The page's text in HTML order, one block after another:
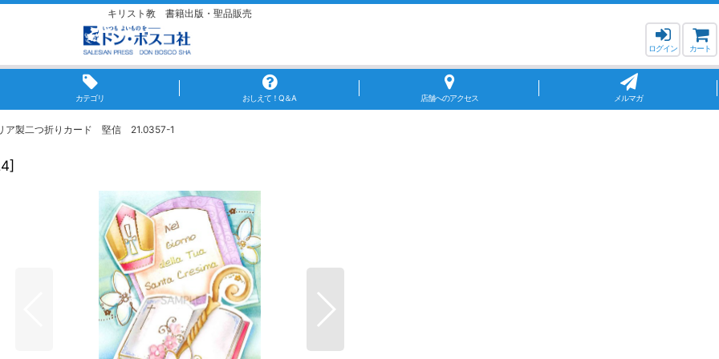
キリスト教 書籍出版・聖品販売
ログイン カート
カテゴリ おしえて！Q＆A 店舗へのアクセス メルマガ
ア製二つ折りカード 堅信 21.0357-1
]